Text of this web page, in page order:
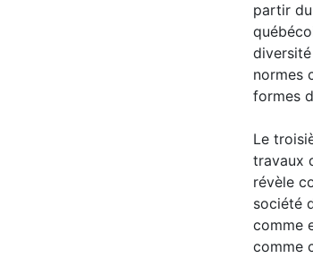
partir
normes
formes
Le
travaux
révèle
société
comme
comme